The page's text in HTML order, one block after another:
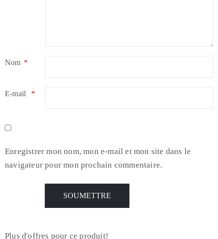
Nom *
E-mail *
Enregistrer mon nom, mon e-mail et mon site dans le
navigateur pour mon prochain commentaire.
Plus d'offres pour ce produit!